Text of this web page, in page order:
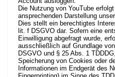
Die Nutzung von YouTube
ansprechenden Darstellung
Dies stellt ein berechtigtes
lit. f DSGVO dar. Sofern eine
Einwilligung abgefragt wurde,
ausschließlich auf Grundlage
DSGVO und § 25 Abs. 1
Speicherung von Cookies oder
Informationen im Endgerät des